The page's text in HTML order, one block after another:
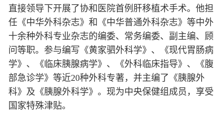
直接领导下开展了协和医院首例肝移植术手术。他担
任《中华外科杂志》和《中华普通外科杂志》等中外
十余种外科专业杂志的编委、常务编委、副主编、顾
问等职。参与编写《黄家驷外科学》、《现代胃肠病
学》、《临床胰腺病学》、《外科临床指导》、《腹
部急诊学》等近20种外科专著，并主编了《胰腺外
科》及《胰腺外科学》。现为中央保健组成员，享受
国家特殊津贴。